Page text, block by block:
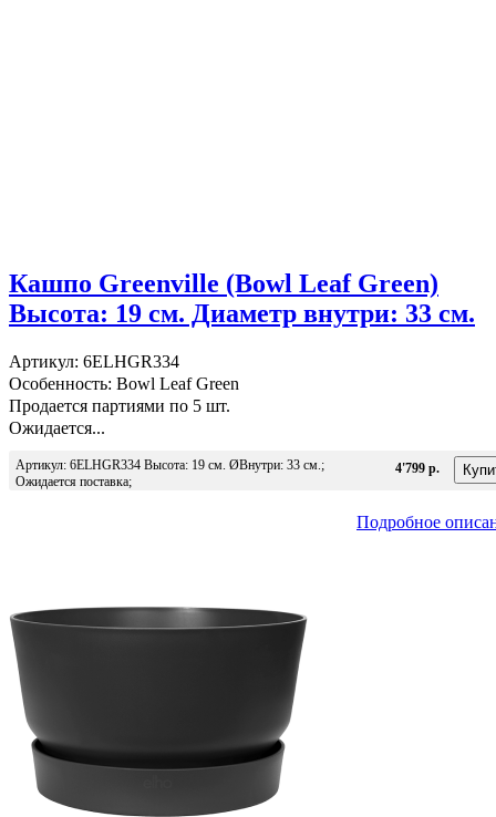
Кашпо Greenville (Bowl Leaf Green)
Высота: 19 см. Диаметр внутри: 33 см.
Артикул: 6ELHGR334
Особенность: Bowl Leaf Green
Продается партиями по 5 шт.
Ожидается...
Артикул: 6ELHGR334 Высота: 19 см. ØВнутри: 33 см.;
Ожидается поставка;
4'799 р.
Подробное